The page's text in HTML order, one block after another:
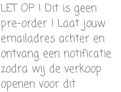
LET OP ! Dit is geen
pre-order ! Laat jouw
emailadres achter en
ontvang een notificatie
zodra wij de verkoop
openen voor dit